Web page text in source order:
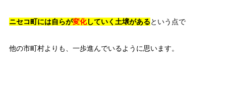
ニセコ町には自らが変化していく土壌があるという点で
他の市町村よりも、一歩進んでいるように思います。